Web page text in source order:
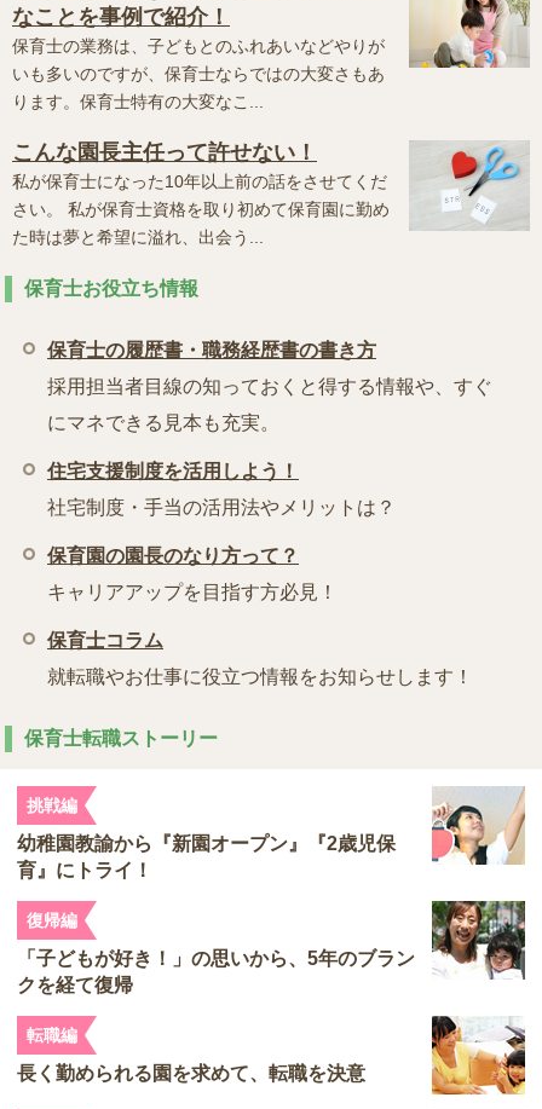
なことを事例で紹介！
保育士の業務は、子どもとのふれあいなどやりが
いも多いのですが、保育士ならではの大変さもあ
ります。保育士特有の大変なこ...
こんな園長主任って許せない！
私が保育士になった10年以上前の話をさせてくだ
さい。 私が保育士資格を取り初めて保育園に勤め
た時は夢と希望に溢れ、出会う...
保育士お役立ち情報
保育士の履歴書・職務経歴書の書き方
採用担当者目線の知っておくと得する情報や、すぐ
にマネできる見本も充実。
住宅支援制度を活用しよう！
社宅制度・手当の活用法やメリットは？
保育園の園長のなり方って？
キャリアアップを目指す方必見！
保育士コラム
就転職やお仕事に役立つ情報をお知らせします！
保育士転職ストーリー
挑戦編
幼稚園教諭から『新園オープン』『2歳児保
育』にトライ！
復帰編
「子どもが好き！」の思いから、5年のブラン
クを経て復帰
転職編
長く勤められる園を求めて、転職を決意